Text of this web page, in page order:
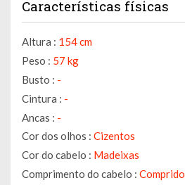
Características físicas
Altura : 154 cm
Peso : 57 kg
Busto : -
Cintura : -
Ancas : -
Cor dos olhos : Cizentos
Cor do cabelo : Madeixas
Comprimento do cabelo : Comprido